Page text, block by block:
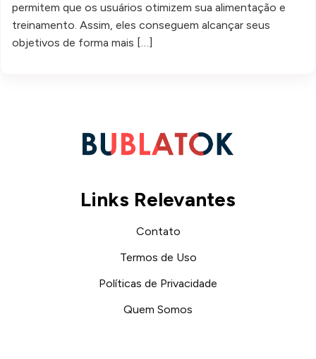
permitem que os usuários otimizem sua alimentação e
treinamento. Assim, eles conseguem alcançar seus
objetivos de forma mais […]
Links Relevantes
Contato
Termos de Uso
Políticas de Privacidade
Quem Somos